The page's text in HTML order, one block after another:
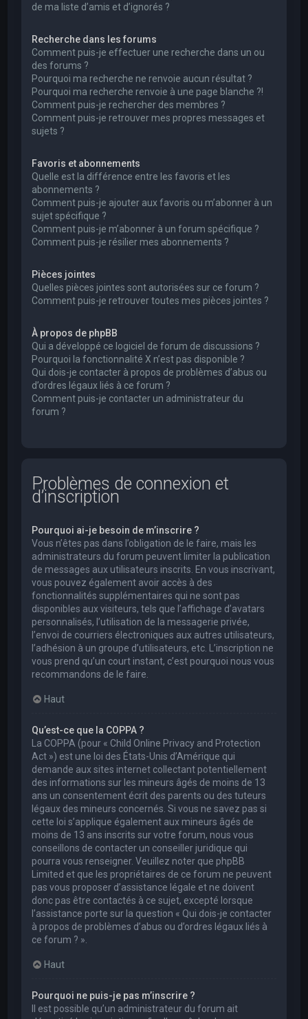
de ma liste d’amis et d’ignorés ?
Recherche dans les forums
Comment puis-je effectuer une recherche dans un ou
des forums ?
Pourquoi ma recherche ne renvoie aucun résultat ?
Pourquoi ma recherche renvoie à une page blanche ?!
Comment puis-je rechercher des membres ?
Comment puis-je retrouver mes propres messages et
sujets ?
Favoris et abonnements
Quelle est la différence entre les favoris et les
abonnements ?
Comment puis-je ajouter aux favoris ou m’abonner à un
sujet spécifique ?
Comment puis-je m’abonner à un forum spécifique ?
Comment puis-je résilier mes abonnements ?
Pièces jointes
Quelles pièces jointes sont autorisées sur ce forum ?
Comment puis-je retrouver toutes mes pièces jointes ?
À propos de phpBB
Qui a développé ce logiciel de forum de discussions ?
Pourquoi la fonctionnalité X n’est pas disponible ?
Qui dois-je contacter à propos de problèmes d’abus ou
d’ordres légaux liés à ce forum ?
Comment puis-je contacter un administrateur du
forum ?
Problèmes de connexion et
d’inscription
Pourquoi ai-je besoin de m’inscrire ?
Vous n’êtes pas dans l’obligation de le faire, mais les
administrateurs du forum peuvent limiter la publication
de messages aux utilisateurs inscrits. En vous inscrivant,
vous pouvez également avoir accès à des
fonctionnalités supplémentaires qui ne sont pas
disponibles aux visiteurs, tels que l’affichage d’avatars
personnalisés, l’utilisation de la messagerie privée,
l’envoi de courriers électroniques aux autres utilisateurs,
l’adhésion à un groupe d’utilisateurs, etc. L’inscription ne
vous prend qu’un court instant, c’est pourquoi nous vous
recommandons de le faire.
Haut
Qu’est-ce que la COPPA ?
La COPPA (pour « Child Online Privacy and Protection
Act ») est une loi des États-Unis d’Amérique qui
demande aux sites internet collectant potentiellement
des informations sur les mineurs âgés de moins de 13
ans un consentement écrit des parents ou des tuteurs
légaux des mineurs concernés. Si vous ne savez pas si
cette loi s’applique également aux mineurs âgés de
moins de 13 ans inscrits sur votre forum, nous vous
conseillons de contacter un conseiller juridique qui
pourra vous renseigner. Veuillez noter que phpBB
Limited et que les propriétaires de ce forum ne peuvent
pas vous proposer d’assistance légale et ne doivent
donc pas être contactés à ce sujet, excepté lorsque
l’assistance porte sur la question « Qui dois-je contacter
à propos de problèmes d’abus ou d’ordres légaux liés à
ce forum ? ».
Haut
Pourquoi ne puis-je pas m’inscrire ?
Il est possible qu’un administrateur du forum ait